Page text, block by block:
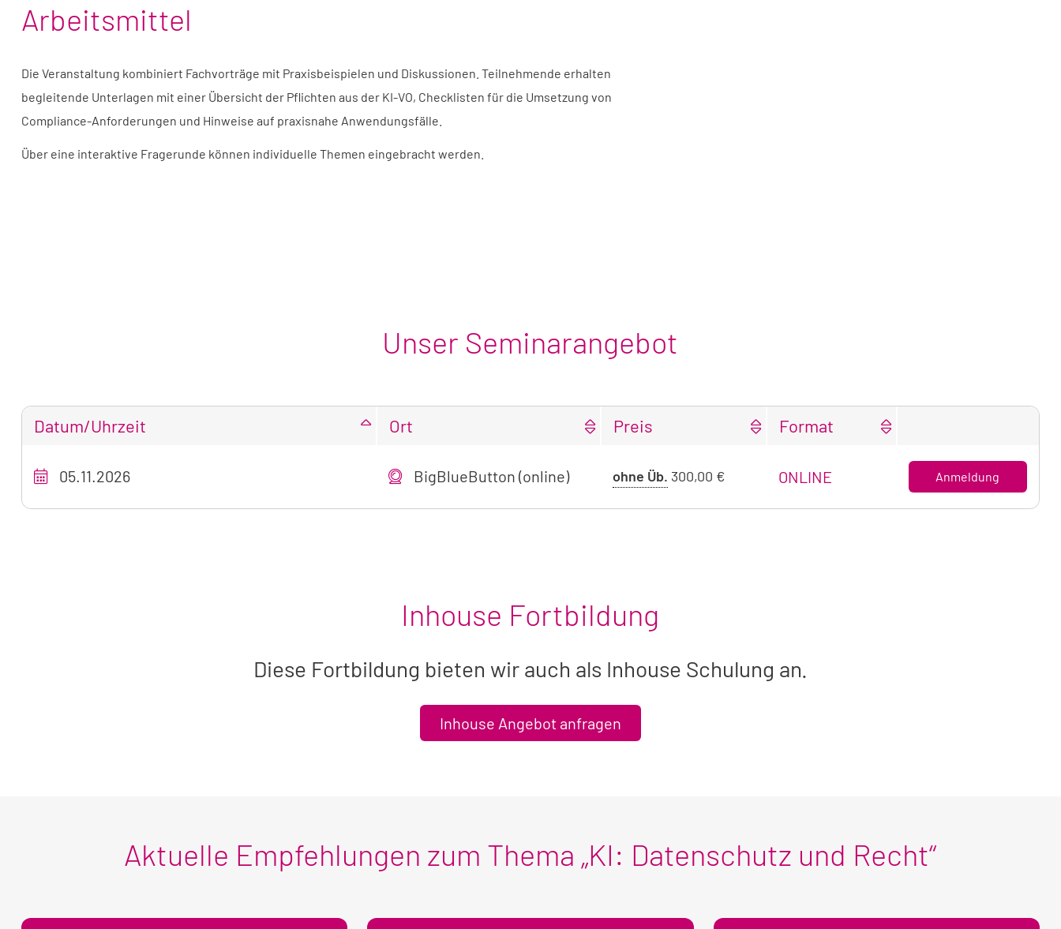
Arbeitsmittel
Die Veranstaltung kombiniert Fachvorträge mit Praxisbeispielen und Diskussionen. Teilnehmende erhalten
begleitende Unterlagen mit einer Übersicht der Pflichten aus der KI-VO, Checklisten für die Umsetzung von
Compliance-Anforderungen und Hinweise auf praxisnahe Anwendungsfälle.
Über eine interaktive Fragerunde können individuelle Themen eingebracht werden.
Unser Seminarangebot
Übersicht
unseres
Datum/Uhrzeit Ort Preis Format
05.11.2026 BigBlueButton (online) ohne Üb. Preis
300,00 € ONLINE Anmeldung
Inhouse Fortbildung
Diese Fortbildung bieten wir auch als Inhouse Schulung an.
Inhouse Angebot anfragen
Aktuelle Empfehlungen zum Thema „KI: Datenschutz und Recht“